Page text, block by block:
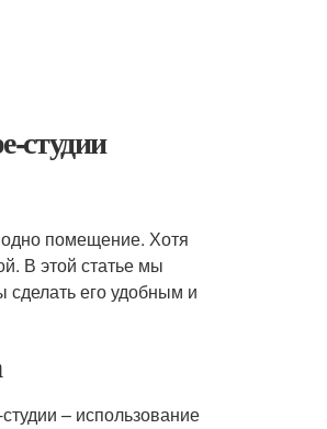
студии
одно помещение. Хотя
В этой статье мы
сделать его удобным и
– использование